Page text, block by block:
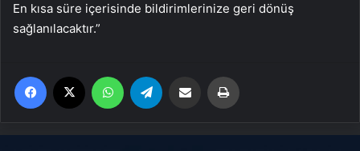
En kısa süre içerisinde bildirimlerinize geri dönüş
sağlanılacaktır.”
Facebook WhatsApp Email'den paylaş